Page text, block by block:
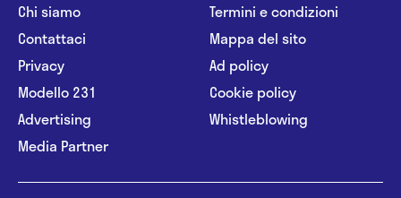
Chi siamo
Contattaci
Privacy
Modello 231
Advertising
Media Partner
Termini e condizioni
Mappa del sito
Ad policy
Cookie policy
Whistleblowing